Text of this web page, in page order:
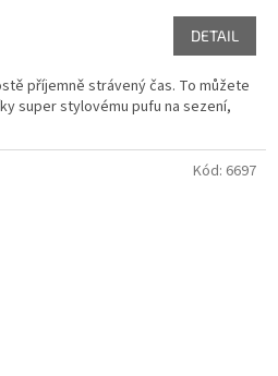
DETAIL
příjemně strávený čas. To můžete
super stylovému pufu na sezení,
Kód: 6697